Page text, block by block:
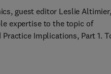
y "Bioetica y ginecologia". La
ampliada en la que junto
autoevaluacion.
guest editor Leslie Altimier,
expertise to the topic of
Implications, Part 1.